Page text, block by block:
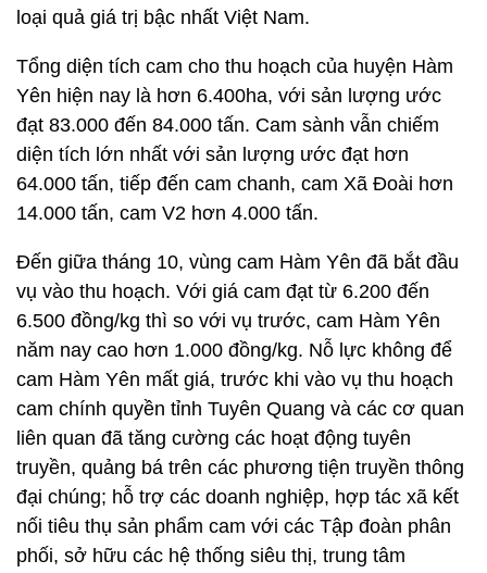
loại quả giá trị bậc nhất Việt Nam.
Tổng diện tích cam cho thu hoạch của huyện Hàm
Yên hiện nay là hơn 6.400ha, với sản lượng ước
đạt 83.000 đến 84.000 tấn. Cam sành vẫn chiếm
diện tích lớn nhất với sản lượng ước đạt hơn
64.000 tấn, tiếp đến cam chanh, cam Xã Đoài hơn
14.000 tấn, cam V2 hơn 4.000 tấn.
Đến giữa tháng 10, vùng cam Hàm Yên đã bắt đầu
vụ vào thu hoạch. Với giá cam đạt từ 6.200 đến
6.500 đồng/kg thì so với vụ trước, cam Hàm Yên
năm nay cao hơn 1.000 đồng/kg. Nỗ lực không để
cam Hàm Yên mất giá, trước khi vào vụ thu hoạch
cam chính quyền tỉnh Tuyên Quang và các cơ quan
liên quan đã tăng cường các hoạt động tuyên
truyền, quảng bá trên các phương tiện truyền thông
đại chúng; hỗ trợ các doanh nghiệp, hợp tác xã kết
nối tiêu thụ sản phẩm cam với các Tập đoàn phân
phối, sở hữu các hệ thống siêu thị, trung tâm